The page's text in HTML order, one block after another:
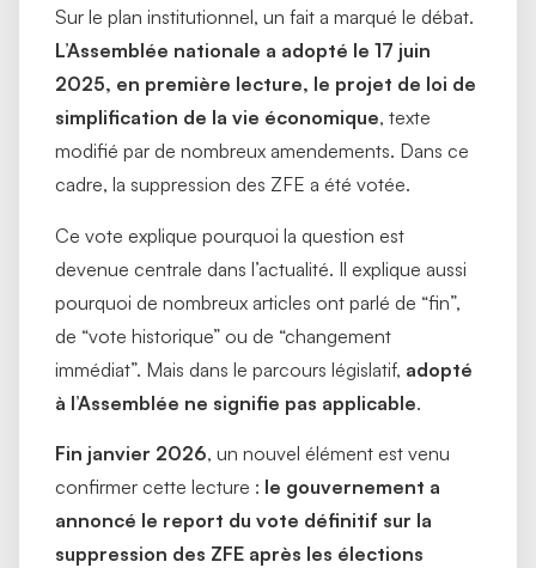
Sur le plan institutionnel, un fait a marqué le débat.
L’Assemblée nationale a adopté le 17 juin
2025, en première lecture, le projet de loi de
simplification de la vie économique, texte
modifié par de nombreux amendements. Dans ce
cadre, la suppression des ZFE a été votée.
Ce vote explique pourquoi la question est
devenue centrale dans l’actualité. Il explique aussi
pourquoi de nombreux articles ont parlé de “fin”,
de “vote historique” ou de “changement
immédiat”. Mais dans le parcours législatif, adopté
à l’Assemblée ne signifie pas applicable.
Fin janvier 2026, un nouvel élément est venu
confirmer cette lecture : le gouvernement a
annoncé le report du vote définitif sur la
suppression des ZFE après les élections